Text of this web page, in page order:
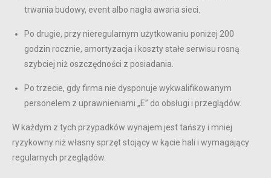
trwania budowy, event albo nagła awaria sieci.
Po drugie, przy nieregularnym użytkowaniu poniżej 200
godzin rocznie, amortyzacja i koszty stałe serwisu rosną
szybciej niż oszczędności z posiadania.
Po trzecie, gdy firma nie dysponuje wykwalifikowanym
personelem z uprawnieniami „E” do obsługi i przeglądów.
W każdym z tych przypadków wynajem jest tańszy i mniej
ryzykowny niż własny sprzęt stojący w kącie hali i wymagający
regularnych przeglądów.